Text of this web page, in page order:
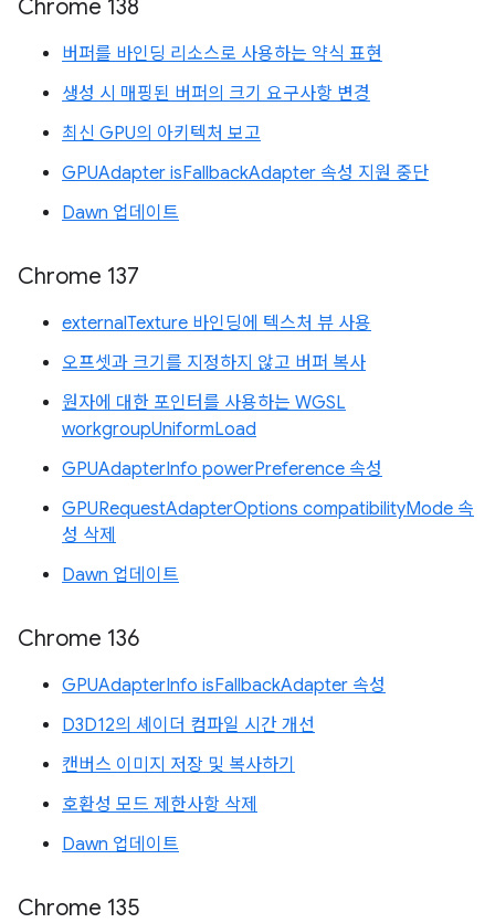
Chrome 138
버퍼를 바인딩 리소스로 사용하는 약식 표현
생성 시 매핑된 버퍼의 크기 요구사항 변경
최신 GPU의 아키텍처 보고
GPUAdapter isFallbackAdapter 속성 지원 중단
Dawn 업데이트
Chrome 137
externalTexture 바인딩에 텍스처 뷰 사용
오프셋과 크기를 지정하지 않고 버퍼 복사
원자에 대한 포인터를 사용하는 WGSL
workgroupUniformLoad
GPUAdapterInfo powerPreference 속성
GPURequestAdapterOptions compatibilityMode 속
성 삭제
Dawn 업데이트
Chrome 136
GPUAdapterInfo isFallbackAdapter 속성
D3D12의 셰이더 컴파일 시간 개선
캔버스 이미지 저장 및 복사하기
호환성 모드 제한사항 삭제
Dawn 업데이트
Chrome 135